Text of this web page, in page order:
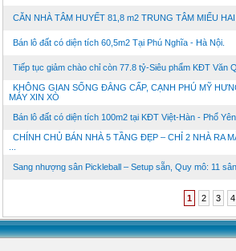
CĂN NHÀ TÂM HUYẾT 81,8 m2 TRUNG TÂM MIẾU
Bán lô đất có diện tích 60,5m2 Tại Phú Nghĩa - Hà Nội.
Tiếp tục giảm chào chỉ còn 77.8 tỷ-Siêu phẩm KĐT Văn
KHÔNG GIAN SỐNG ĐẲNG CẤP, CẠNH PHÚ MỸ
MÁY XIN XÒ
Bán lô đất có diện tích 100m2 tại KĐT Việt-Hàn - Phổ Yên
CHÍNH CHỦ BÁN NHÀ 5 TẦNG ĐẸP – CHỈ 2 NHÀ RA
Sang nhượng sân Pickleball – Setup sẵn, Quy mô: 11 sân
1 2 3 4